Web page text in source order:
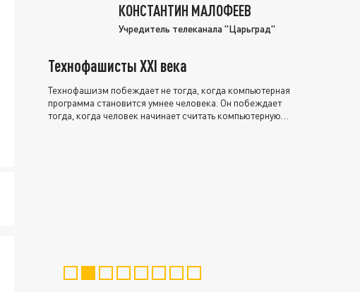
КОНСТАНТИН МАЛОФЕЕВ
Учредитель телеканала "Царьград"
Технофашисты XXI века
Технофашизм побеждает не тогда, когда компьютерная
программа становится умнее человека. Он побеждает
тогда, когда человек начинает считать компьютерную